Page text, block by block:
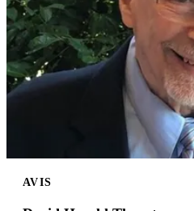
AVIS